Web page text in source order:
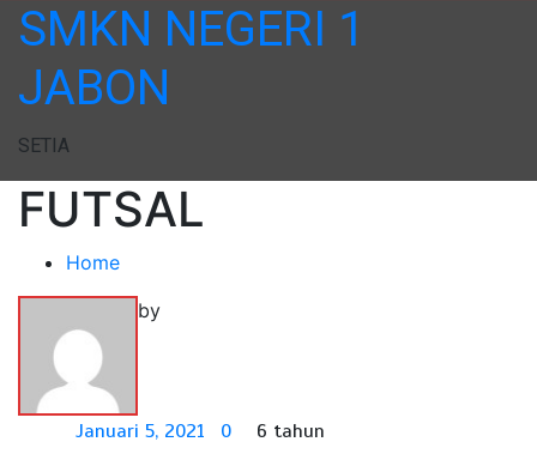
SMKN NEGERI 1
JABON
SETIA
FUTSAL
Home
by
Januari 5, 2021 0 6 tahun